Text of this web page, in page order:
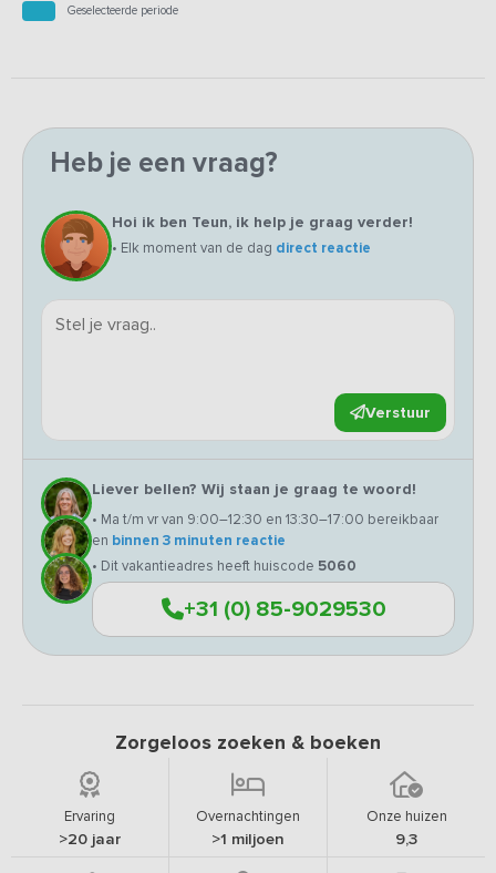
Geselecteerde periode
Heb je een vraag?
Hoi ik ben Teun, ik help je graag verder!
• Elk moment van de dag direct reactie
Verstuur
Liever bellen? Wij staan je graag te woord!
• Ma t/m vr van 9:00–12:30 en 13:30–17:00 bereikbaar
en binnen 3 minuten reactie
• Dit vakantieadres heeft huiscode 5060
+31 (0) 85-9029530
Zorgeloos zoeken & boeken
Ervaring
>20 jaar
Overnachtingen
>1 miljoen
Onze huizen
9,3